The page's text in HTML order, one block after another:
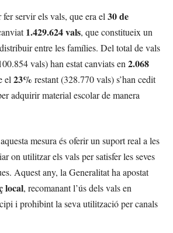
servir els vals, que era el 30 de
1.429.624 vals, que constitueix un
entre les famílies. Del total de vals
vals) han estat canviats en 2.068
el 23% restant (328.770 vals) s’han cedit
adquirir material escolar de manera
mesura és oferir un suport real a les
on utilitzar els vals per satisfer les seves
Aquest any, la Generalitat ha apostat
local, recomanant l’ús dels vals en
i prohibint la seva utilització per canals